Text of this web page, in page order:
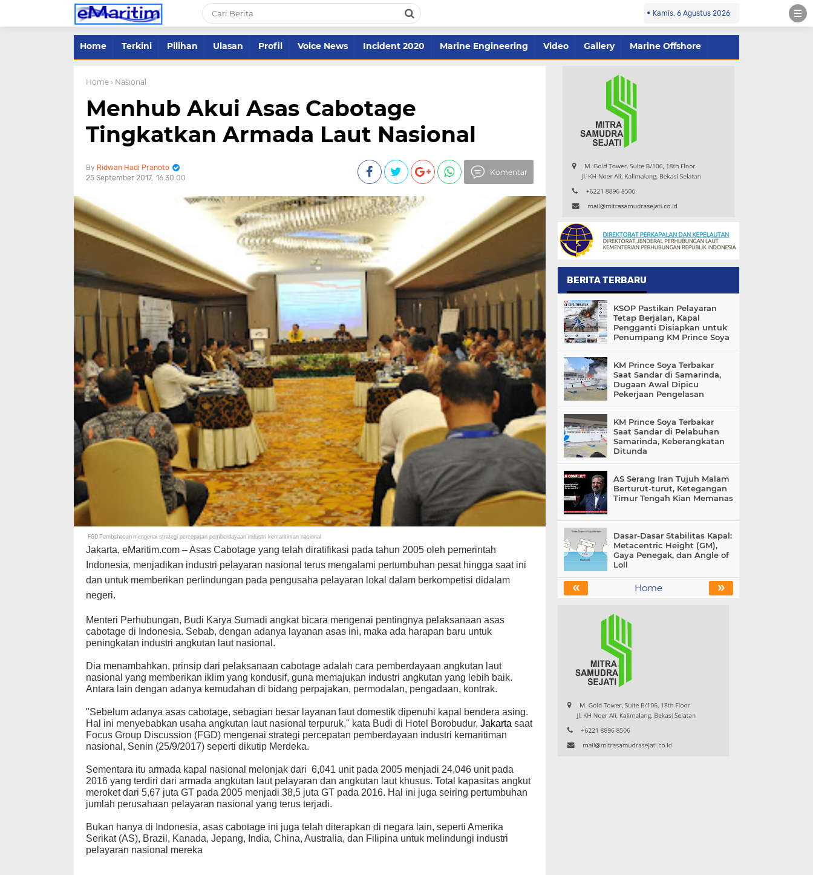
Kamis, 6 Agustus 2026
Home Terkini Pilihan Ulasan Profil Voice News Incident 2020 Marine Engineering Video Gallery Marine Offshore
Home › Nasional
Menhub Akui Asas Cabotage
Tingkatkan Armada Laut Nasional
Ridwan Hadi Pranoto
25 September 2017 16.30.00
Komentar
FGD Pembahasanmengenai strategi percepatan pemberdayaan industri kemaritiman nasional
Jakarta, eMaritim.com – Asas Cabotage yang telah diratifikasi pada tahun 2005 oleh pemerintah
Indonesia, menjadikan industri pelayaran nasional terus mengalami pertumbuhan pesat hingga saat ini
dan untuk memberikan perlindungan pada pengusaha pelayaran lokal dalam berkompetisi didalam
negeri.
Menteri Perhubungan, Budi Karya Sumadi angkat bicara mengenai pentingnya pelaksanaan asas
cabotage di Indonesia. Sebab, dengan adanya layanan asas ini, maka ada harapan baru untuk
peningkatan industri angkutan laut nasional.
Dia menambahkan, prinsip dari pelaksanaan cabotage adalah cara pemberdayaan angkutan laut
nasional yang memberikan iklim yang kondusif, guna memajukan industri angkutan yang lebih baik.
Antara lain dengan adanya kemudahan di bidang perpajakan, permodalan, pengadaan, kontrak.
"Sebelum adanya asas cabotage, sebagian besar layanan laut domestik dipenuhi kapal bendera asing.
Hal ini menyebabkan usaha angkutan laut nasional terpuruk," kata Budi di Hotel Borobudur, Jakarta saat
Focus Group Discussion (FGD) mengenai strategi percepatan pemberdayaan industri kemaritiman
nasional, Senin (25/9/2017) seperti dikutip Merdeka.
Sementara itu armada kapal nasional melonjak dari 6,041 unit pada 2005 menjadi 24,046 unit pada
2016 yang terdiri dari armada angkutan laut pelayaran dan angkutan laut khusus. Total kapasitas angkut
meroket dari 5,67 juta GT pada 2005 menjadi 38,5 juta GT pada 2016. Hal ini juga seiring pertumbuhan
jumlah perusahaan pelayaran nasional yang terus terjadi.
Bukan hanya di Indonesia, asas cabotage ini juga telah diterapkan di negara lain, seperti Amerika
Serikat (AS), Brazil, Kanada, Jepang, India, China, Australia, dan Filipina untuk melindungi industri
pelayaran nasional mereka
BERITA TERBARU
KSOP Pastikan Pelayaran
Tetap Berjalan, Kapal
Pengganti Disiapkan untuk
Penumpang KM Prince Soya
KM Prince Soya Terbakar
Saat Sandar di Samarinda,
Dugaan Awal Dipicu
Pekerjaan Pengelasan
KM Prince Soya Terbakar
Saat Sandar di Pelabuhan
Samarinda, Keberangkatan
Ditunda
AS Serang Iran Tujuh Malam
Berturut-turut, Ketegangan
Timur Tengah Kian Memanas
Dasar-Dasar Stabilitas Kapal:
Metacentric Height (GM),
Gaya Penegak, dan Angle of
Loll
« »
Home